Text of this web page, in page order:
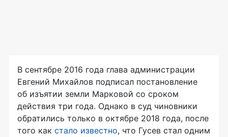
В сентябре 2016 года глава администрации
Евгений Михайлов подписал постановление
об изъятии земли Марковой со сроком
действия три года. Однако в суд чиновники
обратились только в октябре 2018 года, после
того как стало известно, что Гусев стал одним